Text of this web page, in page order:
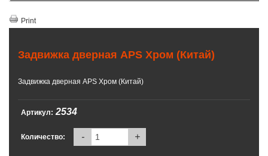
Print
Задвижка дверная APS Хром (Китай)
Задвижка дверная APS Хром (Китай)
Артикул: 2534
Количество: - +